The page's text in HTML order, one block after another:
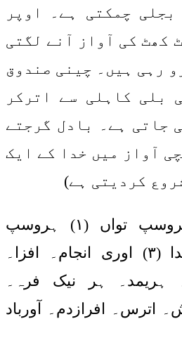
چمکتی ہے۔ اوپر
کھٹ کی آواز آنے لگتی
رہی ہیں۔ چینی صندوق
بلی کاہلی سے اترکر
جاتی ہے۔ بادل گرجتے
آواز میں خدا کے ایک
کردیتی ہے)
ہومائے: یزد۔۔۔ ہروسپ تواں (۱) ہروسپ
آگاہ(۲) ہروسپ خدا (۳) اوری انجام۔ افزا۔
ہریمد۔ ہر نیک فرہ۔
اترس۔ افرازدم۔ آورباد